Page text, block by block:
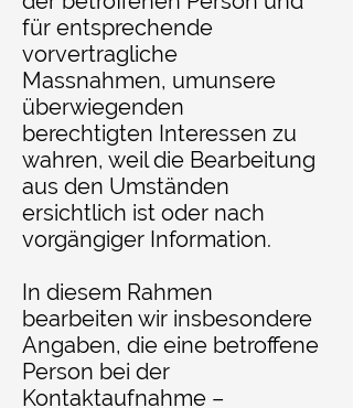
für entsprechende
vorvertragliche
Massnahmen, umunsere
überwiegenden
berechtigten Interessen zu
wahren, weil die Bearbeitung
aus den Umständen
ersichtlich ist oder nach
vorgängiger Information.
In diesem Rahmen
bearbeiten wir insbesondere
Angaben, die eine betroffene
Person bei der
Kontaktaufnahme –